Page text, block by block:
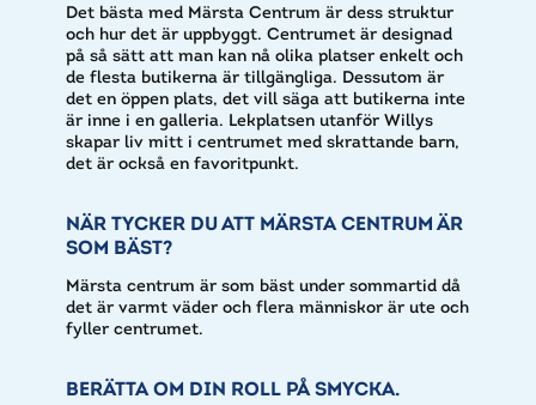
Det bästa med Märsta Centrum är dess struktur
och hur det är uppbyggt. Centrumet är designad
på så sätt att man kan nå olika platser enkelt och
de flesta butikerna är tillgängliga. Dessutom är
det en öppen plats, det vill säga att butikerna inte
är inne i en galleria. Lekplatsen utanför Willys
skapar liv mitt i centrumet med skrattande barn,
det är också en favoritpunkt.
NÄR TYCKER DU ATT MÄRSTA CENTRUM ÄR
SOM BÄST?
Märsta centrum är som bäst under sommartid då
det är varmt väder och flera människor är ute och
fyller centrumet.
BERÄTTA OM DIN ROLL PÅ SMYCKA.